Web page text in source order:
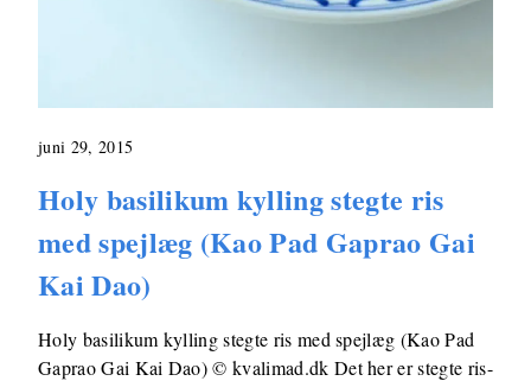
juni 29, 2015
Holy basilikum kylling stegte ris
med spejlæg (Kao Pad Gaprao Gai
Kai Dao)
Holy basilikum kylling stegte ris med spejlæg (Kao Pad
Gaprao Gai Kai Dao) © kvalimad.dk Det her er stegte ris-